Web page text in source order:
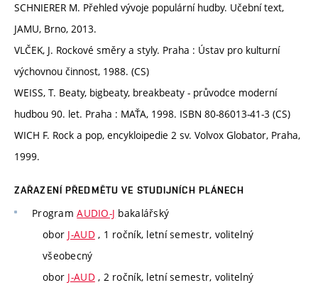
SCHNIERER M. Přehled vývoje populární hudby. Učební text,
JAMU, Brno, 2013.
VLČEK, J. Rockové směry a styly. Praha : Ústav pro kulturní
výchovnou činnost, 1988. (CS)
WEISS, T. Beaty, bigbeaty, breakbeaty - průvodce moderní
hudbou 90. let. Praha : MAŤA, 1998. ISBN 80-86013-41-3 (CS)
WICH F. Rock a pop, encykloipedie 2 sv. Volvox Globator, Praha,
1999.
ZAŘAZENÍ PŘEDMĚTU VE STUDIJNÍCH PLÁNECH
ProgramAUDIO-J bakalářský
obor J-AUD, 1 ročník, letní semestr, volitelný
všeobecný
obor J-AUD, 2 ročník, letní semestr, volitelný